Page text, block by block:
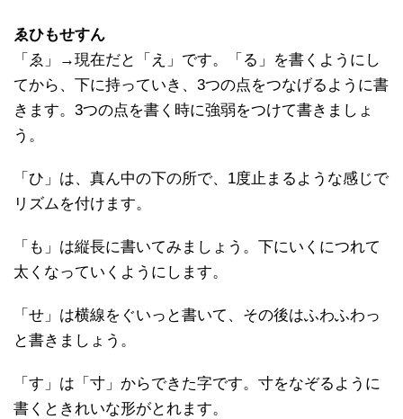
ゑひもせすん
「ゑ」→現在だと「え」です。「る」を書くようにし
てから、下に持っていき、3つの点をつなげるように書
きます。3つの点を書く時に強弱をつけて書きましょ
う。
「ひ」は、真ん中の下の所で、1度止まるような感じで
リズムを付けます。
「も」は縦長に書いてみましょう。下にいくにつれて
太くなっていくようにします。
「せ」は横線をぐいっと書いて、その後はふわふわっ
と書きましょう。
「す」は「寸」からできた字です。寸をなぞるように
書くときれいな形がとれます。